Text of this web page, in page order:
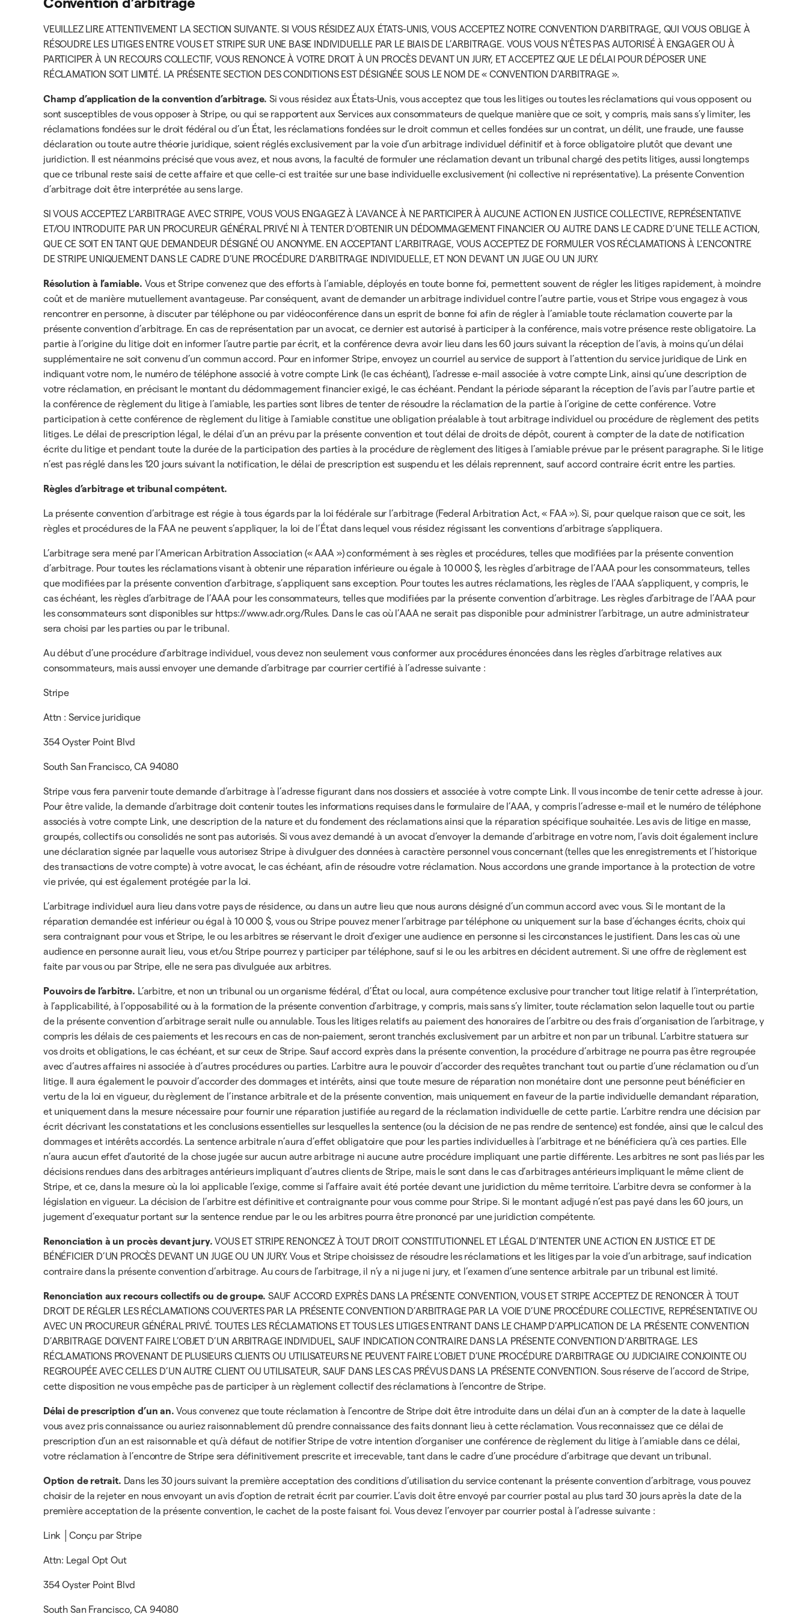
VEUILLEZ LIRE ATTENTIVEMENT LA SECTION SUIVANTE. SI VOUS RÉSIDEZ AUX ÉTATS-UNIS, VOUS ACCEPTEZ NOTRE CONVENTION D’ARBITRAGE, QUI VOUS OBLIGE À
RÉSOUDRE LES LITIGES ENTRE VOUS ET STRIPE SUR UNE BASE INDIVIDUELLE PAR LE BIAIS DE L’ARBITRAGE. VOUS VOUS N’ÊTES PAS AUTORISÉ À ENGAGER OU À
PARTICIPER À UN RECOURS COLLECTIF, VOUS RENONCE À VOTRE DROIT À UN PROCÈS DEVANT UN JURY, ET ACCEPTEZ QUE LE DÉLAI POUR DÉPOSER UNE
RÉCLAMATION SOIT LIMITÉ. LA PRÉSENTE SECTION DES CONDITIONS EST DÉSIGNÉE SOUS LE NOM DE « CONVENTION D’ARBITRAGE ».
Champ d’application de la convention d’arbitrage. Si vous résidez aux États-Unis, vous acceptez que tous les litiges ou toutes les réclamations qui vous opposent ou
sont susceptibles de vous opposer à Stripe, ou qui se rapportent aux Services aux consommateurs de quelque manière que ce soit, y compris, mais sans s’y limiter, les
réclamations fondées sur le droit fédéral ou d’un État, les réclamations fondées sur le droit commun et celles fondées sur un contrat, un délit, une fraude, une fausse
déclaration ou toute autre théorie juridique, soient réglés exclusivement par la voie d’un arbitrage individuel définitif et à force obligatoire plutôt que devant une
juridiction. Il est néanmoins précisé que vous avez, et nous avons, la faculté de formuler une réclamation devant un tribunal chargé des petits litiges, aussi longtemps
que ce tribunal reste saisi de cette affaire et que celle-ci est traitée sur une base individuelle exclusivement (ni collective ni représentative). La présente Convention
d’arbitrage doit être interprétée au sens large.
SI VOUS ACCEPTEZ L’ARBITRAGE AVEC STRIPE, VOUS VOUS ENGAGEZ À L’AVANCE À NE PARTICIPER À AUCUNE ACTION EN JUSTICE COLLECTIVE, REPRÉSENTATIVE
ET/OU INTRODUITE PAR UN PROCUREUR GÉNÉRAL PRIVÉ NI À TENTER D’OBTENIR UN DÉDOMMAGEMENT FINANCIER OU AUTRE DANS LE CADRE D’UNE TELLE ACTION,
QUE CE SOIT EN TANT QUE DEMANDEUR DÉSIGNÉ OU ANONYME. EN ACCEPTANT L’ARBITRAGE, VOUS ACCEPTEZ DE FORMULER VOS RÉCLAMATIONS À L’ENCONTRE
DE STRIPE UNIQUEMENT DANS LE CADRE D’UNE PROCÉDURE D’ARBITRAGE INDIVIDUELLE, ET NON DEVANT UN JUGE OU UN JURY.
Résolution à l’amiable. Vous et Stripe convenez que des efforts à l’amiable, déployés en toute bonne foi, permettent souvent de régler les litiges rapidement, à moindre
coût et de manière mutuellement avantageuse. Par conséquent, avant de demander un arbitrage individuel contre l’autre partie, vous et Stripe vous engagez à vous
rencontrer en personne, à discuter par téléphone ou par vidéoconférence dans un esprit de bonne foi afin de régler à l’amiable toute réclamation couverte par la
présente convention d’arbitrage. En cas de représentation par un avocat, ce dernier est autorisé à participer à la conférence, mais votre présence reste obligatoire. La
partie à l’origine du litige doit en informer l’autre partie par écrit, et la conférence devra avoir lieu dans les 60 jours suivant la réception de l’avis, à moins qu’un délai
supplémentaire ne soit convenu d’un commun accord. Pour en informer Stripe, envoyez un courriel au service de support à l’attention du service juridique de Link en
indiquant votre nom, le numéro de téléphone associé à votre compte Link (le cas échéant), l’adresse e-mail associée à votre compte Link, ainsi qu’une description de
votre réclamation, en précisant le montant du dédommagement financier exigé, le cas échéant. Pendant la période séparant la réception de l’avis par l’autre partie et
la conférence de règlement du litige à l’amiable, les parties sont libres de tenter de résoudre la réclamation de la partie à l’origine de cette conférence. Votre
participation à cette conférence de règlement du litige à l’amiable constitue une obligation préalable à tout arbitrage individuel ou procédure de règlement des petits
litiges. Le délai de prescription légal, le délai d’un an prévu par la présente convention et tout délai de droits de dépôt, courent à compter de la date de notification
écrite du litige et pendant toute la durée de la participation des parties à la procédure de règlement des litiges à l’amiable prévue par le présent paragraphe. Si le litige
n’est pas réglé dans les 120 jours suivant la notification, le délai de prescription est suspendu et les délais reprennent, sauf accord contraire écrit entre les parties.
Règles d’arbitrage et tribunal compétent.
La présente convention d’arbitrage est régie à tous égards par la loi fédérale sur l’arbitrage (Federal Arbitration Act, « FAA »). Si, pour quelque raison que ce soit, les
règles et procédures de la FAA ne peuvent s’appliquer, la loi de l’État dans lequel vous résidez régissant les conventions d’arbitrage s’appliquera.
L’arbitrage sera mené par l’American Arbitration Association (« AAA ») conformément à ses règles et procédures, telles que modifiées par la présente convention
d’arbitrage. Pour toutes les réclamations visant à obtenir une réparation inférieure ou égale à 10 000 $, les règles d’arbitrage de l’AAA pour les consommateurs, telles
que modifiées par la présente convention d’arbitrage, s’appliquent sans exception. Pour toutes les autres réclamations, les règles de l’AAA s’appliquent, y compris, le
cas échéant, les règles d’arbitrage de l’AAA pour les consommateurs, telles que modifiées par la présente convention d’arbitrage. Les règles d’arbitrage de l’AAA pour
les consommateurs sont disponibles sur https://www.adr.org/Rules. Dans le cas où l’AAA ne serait pas disponible pour administrer l’arbitrage, un autre administrateur
sera choisi par les parties ou par le tribunal.
Au début d’une procédure d’arbitrage individuel, vous devez non seulement vous conformer aux procédures énoncées dans les règles d’arbitrage relatives aux
consommateurs, mais aussi envoyer une demande d’arbitrage par courrier certifié à l’adresse suivante :
Stripe
Attn : Service juridique
354 Oyster Point Blvd
South San Francisco, CA 94080
Stripe vous fera parvenir toute demande d’arbitrage à l’adresse figurant dans nos dossiers et associée à votre compte Link. Il vous incombe de tenir cette adresse à jour.
Pour être valide, la demande d’arbitrage doit contenir toutes les informations requises dans le formulaire de l’AAA, y compris l’adresse e-mail et le numéro de téléphone
associés à votre compte Link, une description de la nature et du fondement des réclamations ainsi que la réparation spécifique souhaitée. Les avis de litige en masse,
groupés, collectifs ou consolidés ne sont pas autorisés. Si vous avez demandé à un avocat d’envoyer la demande d’arbitrage en votre nom, l’avis doit également inclure
une déclaration signée par laquelle vous autorisez Stripe à divulguer des données à caractère personnel vous concernant (telles que les enregistrements et l’historique
des transactions de votre compte) à votre avocat, le cas échéant, afin de résoudre votre réclamation. Nous accordons une grande importance à la protection de votre
vie privée, qui est également protégée par la loi.
L’arbitrage individuel aura lieu dans votre pays de résidence, ou dans un autre lieu que nous aurons désigné d’un commun accord avec vous. Si le montant de la
réparation demandée est inférieur ou égal à 10 000 $, vous ou Stripe pouvez mener l’arbitrage par téléphone ou uniquement sur la base d’échanges écrits, choix qui
sera contraignant pour vous et Stripe, le ou les arbitres se réservant le droit d’exiger une audience en personne si les circonstances le justifient. Dans les cas où une
audience en personne aurait lieu, vous et/ou Stripe pourrez y participer par téléphone, sauf si le ou les arbitres en décident autrement. Si une offre de règlement est
faite par vous ou par Stripe, elle ne sera pas divulguée aux arbitres.
Pouvoirs de l’arbitre. L’arbitre, et non un tribunal ou un organisme fédéral, d’État ou local, aura compétence exclusive pour trancher tout litige relatif à l’interprétation,
à l’applicabilité, à l’opposabilité ou à la formation de la présente convention d’arbitrage, y compris, mais sans s’y limiter, toute réclamation selon laquelle tout ou partie
de la présente convention d’arbitrage serait nulle ou annulable. Tous les litiges relatifs au paiement des honoraires de l’arbitre ou des frais d’organisation de l’arbitrage, y
compris les délais de ces paiements et les recours en cas de non-paiement, seront tranchés exclusivement par un arbitre et non par un tribunal. L’arbitre statuera sur
vos droits et obligations, le cas échéant, et sur ceux de Stripe. Sauf accord exprès dans la présente convention, la procédure d’arbitrage ne pourra pas être regroupée
avec d’autres affaires ni associée à d’autres procédures ou parties. L’arbitre aura le pouvoir d’accorder des requêtes tranchant tout ou partie d’une réclamation ou d’un
litige. Il aura également le pouvoir d’accorder des dommages et intérêts, ainsi que toute mesure de réparation non monétaire dont une personne peut bénéficier en
vertu de la loi en vigueur, du règlement de l’instance arbitrale et de la présente convention, mais uniquement en faveur de la partie individuelle demandant réparation,
et uniquement dans la mesure nécessaire pour fournir une réparation justifiée au regard de la réclamation individuelle de cette partie. L’arbitre rendra une décision par
écrit décrivant les constatations et les conclusions essentielles sur lesquelles la sentence (ou la décision de ne pas rendre de sentence) est fondée, ainsi que le calcul des
dommages et intérêts accordés. La sentence arbitrale n’aura d’effet obligatoire que pour les parties individuelles à l’arbitrage et ne bénéficiera qu’à ces parties. Elle
n’aura aucun effet d’autorité de la chose jugée sur aucun autre arbitrage ni aucune autre procédure impliquant une partie différente. Les arbitres ne sont pas liés par les
décisions rendues dans des arbitrages antérieurs impliquant d’autres clients de Stripe, mais le sont dans le cas d’arbitrages antérieurs impliquant le même client de
Stripe, et ce, dans la mesure où la loi applicable l’exige, comme si l’affaire avait été portée devant une juridiction du même territoire. L’arbitre devra se conformer à la
législation en vigueur. La décision de l’arbitre est définitive et contraignante pour vous comme pour Stripe. Si le montant adjugé n’est pas payé dans les 60 jours, un
jugement d’exequatur portant sur la sentence rendue par le ou les arbitres pourra être prononcé par une juridiction compétente.
Renonciation à un procès devant jury. VOUS ET STRIPE RENONCEZ À TOUT DROIT CONSTITUTIONNEL ET LÉGAL D’INTENTER UNE ACTION EN JUSTICE ET DE
BÉNÉFICIER D’UN PROCÈS DEVANT UN JUGE OU UN JURY. Vous et Stripe choisissez de résoudre les réclamations et les litiges par la voie d’un arbitrage, sauf indication
contraire dans la présente convention d’arbitrage. Au cours de l’arbitrage, il n’y a ni juge ni jury, et l’examen d’une sentence arbitrale par un tribunal est limité.
Renonciation aux recours collectifs ou de groupe. SAUF ACCORD EXPRÈS DANS LA PRÉSENTE CONVENTION, VOUS ET STRIPE ACCEPTEZ DE RENONCER À TOUT
DROIT DE RÉGLER LES RÉCLAMATIONS COUVERTES PAR LA PRÉSENTE CONVENTION D’ARBITRAGE PAR LA VOIE D’UNE PROCÉDURE COLLECTIVE, REPRÉSENTATIVE OU
AVEC UN PROCUREUR GÉNÉRAL PRIVÉ. TOUTES LES RÉCLAMATIONS ET TOUS LES LITIGES ENTRANT DANS LE CHAMP D’APPLICATION DE LA PRÉSENTE CONVENTION
D’ARBITRAGE DOIVENT FAIRE L’OBJET D’UN ARBITRAGE INDIVIDUEL, SAUF INDICATION CONTRAIRE DANS LA PRÉSENTE CONVENTION D’ARBITRAGE. LES
RÉCLAMATIONS PROVENANT DE PLUSIEURS CLIENTS OU UTILISATEURS NE PEUVENT FAIRE L’OBJET D’UNE PROCÉDURE D’ARBITRAGE OU JUDICIAIRE CONJOINTE OU
REGROUPÉE AVEC CELLES D’UN AUTRE CLIENT OU UTILISATEUR, SAUF DANS LES CAS PRÉVUS DANS LA PRÉSENTE CONVENTION. Sous réserve de l’accord de Stripe,
cette disposition ne vous empêche pas de participer à un règlement collectif des réclamations à l’encontre de Stripe.
Délai de prescription d’un an. Vous convenez que toute réclamation à l’encontre de Stripe doit être introduite dans un délai d’un an à compter de la date à laquelle
vous avez pris connaissance ou auriez raisonnablement dû prendre connaissance des faits donnant lieu à cette réclamation. Vous reconnaissez que ce délai de
prescription d’un an est raisonnable et qu’à défaut de notifier Stripe de votre intention d’organiser une conférence de règlement du litige à l’amiable dans ce délai,
votre réclamation à l’encontre de Stripe sera définitivement prescrite et irrecevable, tant dans le cadre d’une procédure d’arbitrage que devant un tribunal.
Option de retrait. Dans les 30 jours suivant la première acceptation des conditions d’utilisation du service contenant la présente convention d’arbitrage, vous pouvez
choisir de la rejeter en nous envoyant un avis d’option de retrait écrit par courrier. L’avis doit être envoyé par courrier postal au plus tard 30 jours après la date de la
première acceptation de la présente convention, le cachet de la poste faisant foi. Vous devez l’envoyer par courrier postal à l’adresse suivante :
Link │Conçu par Stripe
Attn: Legal Opt Out
354 Oyster Point Blvd
South San Francisco, CA 94080